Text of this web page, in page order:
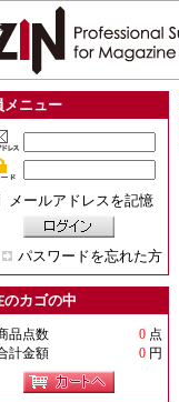
メニュー
メールアドレスを記憶
パスワードを忘れた方
のカゴの中
品点数 0 点
計金額
0 円